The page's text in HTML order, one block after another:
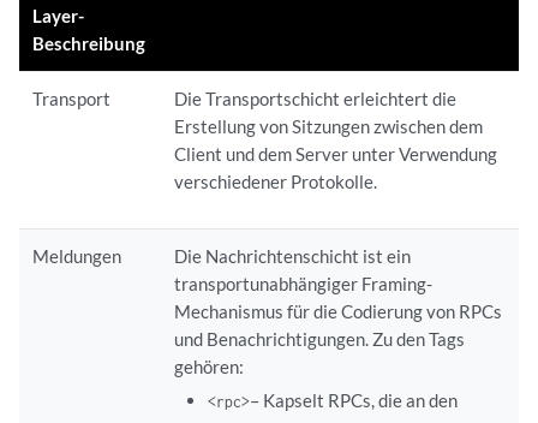
Layer-
Beschreibung
Transport
Die Transportschicht erleichtert die
Erstellung von Sitzungen zwischen dem
Client und dem Server unter Verwendung
verschiedener Protokolle.
Meldungen
Die Nachrichtenschicht ist ein
transportunabhängiger Framing-
Mechanismus für die Codierung von RPCs
und Benachrichtigungen. Zu den Tags
gehören:
<rpc>– Kapselt RPCs, die an den